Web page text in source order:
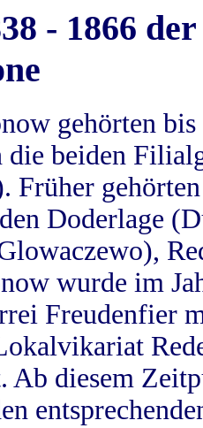
- 1866
gehörten
beiden
Früher
Doderlage
wurde im
Freudenfier
Ab diesem